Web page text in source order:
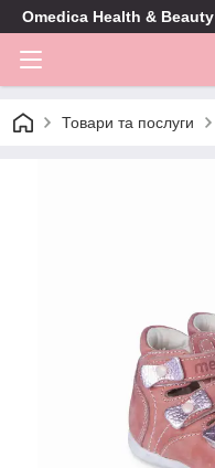
Omedica Health & Beauty
Товари та послуги